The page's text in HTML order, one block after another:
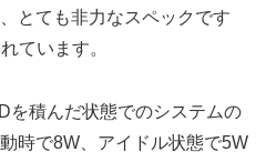
とても非力なスペックです
ています。
を積んだ状態でのシステムの
時で8W、アイドル状態で5W